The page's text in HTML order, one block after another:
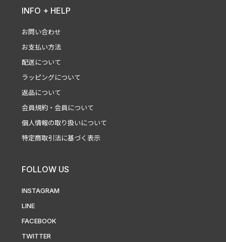
INFO + HELP
お問い合わせ
お支払い方法
配送について
ラッピングについて
返品について
会員規約・会員について
個人情報の取り扱いについて
特定商取引法に基づく表示
FOLLOW US
INSTAGRAM
LINE
FACEBOOK
TWITTER